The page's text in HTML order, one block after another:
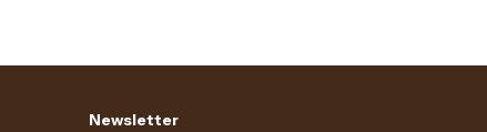
Newsletter